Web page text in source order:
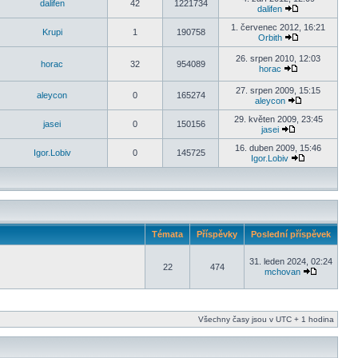
dalifen 42 1221734
dalifen
Krupi 1 190758
1. červenec 2012, 16:21
Orbith
horac 32 954089
26. srpen 2010, 12:03
horac
aleycon 0 165274
27. srpen 2009, 15:15
aleycon
jasei 0 150156
29. květen 2009, 23:45
jasei
Igor.Lobiv 0 145725
16. duben 2009, 15:46
Igor.Lobiv
Témata Příspěvky Poslední příspěvek
22 474
31. leden 2024, 02:24
mchovan
Všechny časy jsou v UTC + 1 hodina